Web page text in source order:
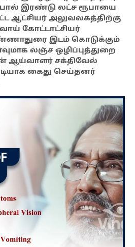
இரண்டு லட்ச ரூபாயை
ஆட்சியர் அலுவலகத்திற்கு
கோட்டாட்சியர்
இடம் கொடுக்கும்
லஞ்ச ஒழிப்புத்துறை
ஆய்வாளர் சக்திவேல்
கைது செய்தனர்